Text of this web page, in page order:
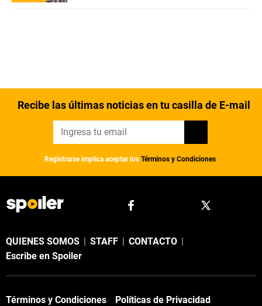
Recibe las últimas noticias en tu casilla de E-mail
Registrarse implica aceptar los Términos y Condiciones
QUIENES SOMOS | STAFF | CONTACTO |
Escribe en Spoiler
Términos y Condiciones Políticas de Privacidad